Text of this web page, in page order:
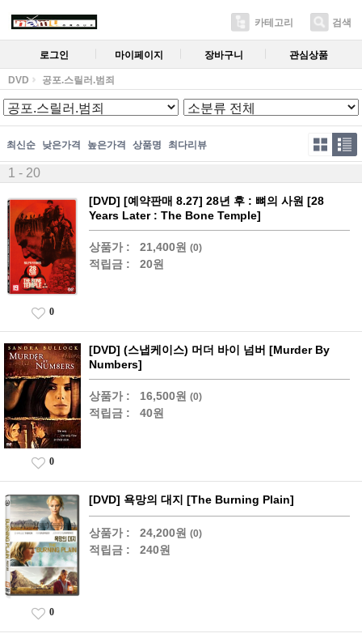
카테고리 검색
로그인 마이페이지 장바구니 관심상품
DVD 공포.스릴러.범죄
최신순 낮은가격 높은가격 상품명 최다리뷰
1 - 20
[DVD] [예약판매 8.27] 28년 후 : 뼈의 사원 [28
Years Later : The Bone Temple]
상품가 : 21,400원 (0)
적립금 : 20원
0
[DVD] (스냅케이스) 머더 바이 넘버 [Murder By
Numbers]
상품가 : 16,500원 (0)
적립금 : 40원
0
[DVD] 욕망의 대지 [The Burning Plain]
상품가 : 24,200원 (0)
적립금 : 240원
0